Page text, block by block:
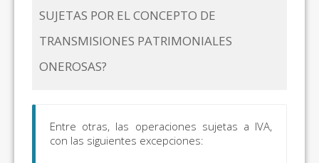
SUJETAS POR EL CONCEPTO DE
TRANSMISIONES PATRIMONIALES
ONEROSAS?
Entre otras, las operaciones sujetas a IVA,
con las siguientes excepciones: